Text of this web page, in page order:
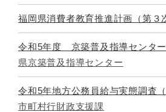
福岡県消費者教育推進計画（第３
令和5年度 京築普及指導センタ
県京築普及指導センター
令和5年地方公務員給与実態調査
市町村行財政支援課